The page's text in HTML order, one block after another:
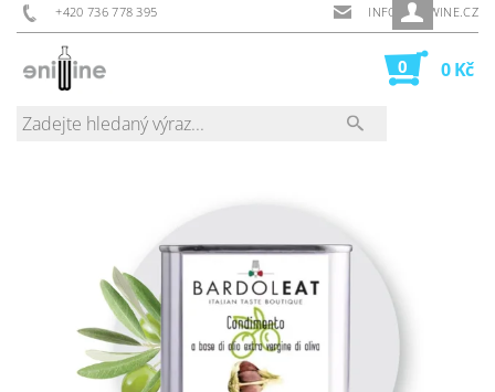
+420 736 778 395 INFO@ENIWINE.CZ
0 0 Kč